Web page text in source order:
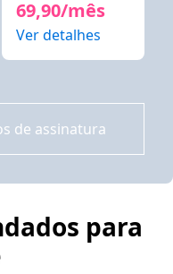
69,90/mês
Ver detalhes
de assinatura
para